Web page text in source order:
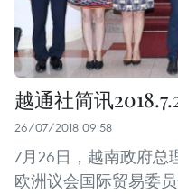
越通社简讯
26/07/2018 09:58
7月26日，越南政府总
欧洲议会国际贸易委